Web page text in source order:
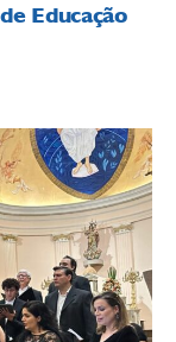
Educação